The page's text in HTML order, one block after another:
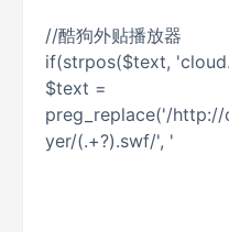
//酷狗外贴播放器
if(strpos($text,
$text =
preg_replace('/http://
yer/(.+?).swf/', '